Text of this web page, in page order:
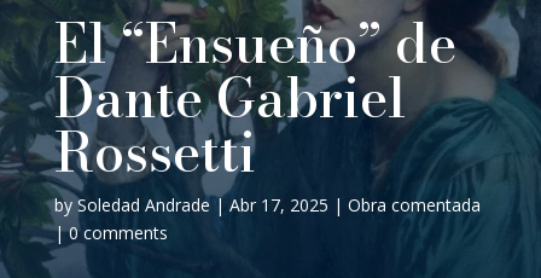
El “Ensueño” de
Dante Gabriel
Rossetti
by Soledad Andrade | Abr 17, 2025 | Obra comentada
|0 comments